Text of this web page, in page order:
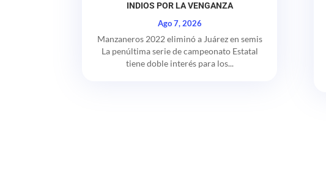
INDIOS POR LA VENGANZA
Ago 7, 2026
Manzaneros 2022 eliminó a Juárez en semis
La penúltima serie de campeonato Estatal
tiene doble interés para los...